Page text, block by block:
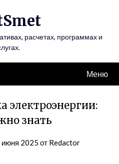
расчетах, программах и
Меню
электроэнергии:
знать
июня 2025 от Redactor